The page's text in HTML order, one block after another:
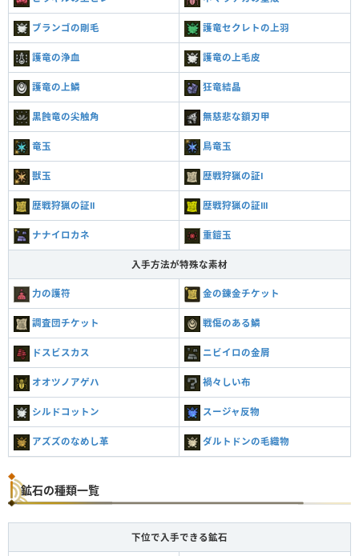
ブランゴの剛毛 護竜セクレトの上羽
護竜の浄血 護竜の上毛皮
護竜の上鱗 狂竜結晶
黒蝕竜の尖触角 無慈悲な鎖刃甲
竜玉 鳥竜玉
獣玉 歴戦狩猟の証Ⅰ
歴戦狩猟の証Ⅱ 歴戦狩猟の証Ⅲ
ナナイロカネ 重鎧玉
入手方法が特殊な素材
力の護符 金の錬金チケット
調査団チケット 戦傷のある鱗
ドスビスカス ニビイロの金屑
オオツノアゲハ 禍々しい布
シルドコットン スージャ反物
アズズのなめし革 ダルトドンの毛織物
鉱石の種類一覧
下位で入手できる鉱石